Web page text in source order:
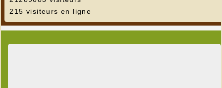
215 visiteurs en ligne